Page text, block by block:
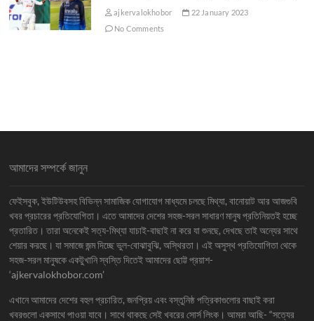
ajkervalokhobor
22 January 2023
No Comments
আমাদের সম্পর্কে জানুন
ফেইসবুক, ইউটিউবসহ বিভিন্ন সামাজিক যোগাযোগ মাধ্যমে চলছে মিথ্যা, বানোয়াট আর আজগুবি
খবর প্রচারের প্রতিযোগিতা। এতে আমাদের দেশের সহজ-সরল সাধারণ মানুষ প্রতিনিয়তই হচ্ছে
প্রতারিত। তারা অনেকেই সত্য-মিথ্যা যাচাই-বাছাই না করে যা শুনছে, দেখছে তাই অন্যের সাথে
শেয়ার করছে। যা সমাজে জন্ম দিচ্ছে ভুল-বোঝাবুঝি, অস্থিরতা। এই অসুস্থ প্রতিযোগিতা থেকে
সহজ-সরল মানুষকে একটুখানি স্বস্তি দিতেই আমাদের ছোট্ট প্রয়াশ-
‘ajkervalokhobor.com’
এখানে আমাদের দেশের বহুল প্রচারিত, জনপ্রিয় এবং বস্তুনিষ্ঠ পত্রিকাগুলোর বাছাই করা
খবরগুলো একসাথে পাওয়া যাবে। সাথে থাকছে সেই খবরের সোর্স লিংক। আমরা আছি- “সত্যের